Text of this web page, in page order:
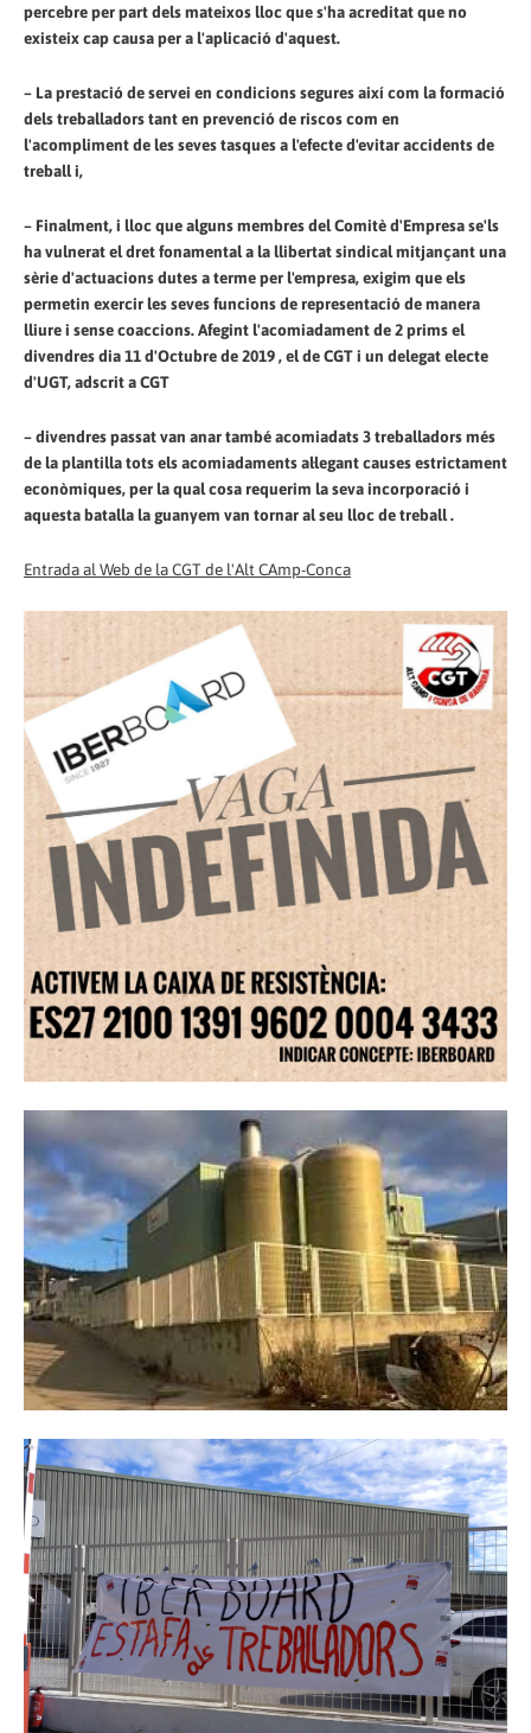
percebre per part dels mateixos lloc que s'ha acreditat que no
existeix cap causa per a l'aplicació d'aquest.
– La prestació de servei en condicions segures així com la formació
dels treballadors tant en prevenció de riscos com en
l'acompliment de les seves tasques a l'efecte d'evitar accidents de
treball i,
– Finalment, i lloc que alguns membres del Comitè d'Empresa se'ls
ha vulnerat el dret fonamental a la llibertat sindical mitjançant una
sèrie d'actuacions dutes a terme per l'empresa, exigim que els
permetin exercir les seves funcions de representació de manera
lliure i sense coaccions. Afegint l'acomiadament de 2 prims el
divendres dia 11 d'Octubre de 2019 , el de CGT i un delegat electe
d'UGT, adscrit a CGT
– divendres passat van anar també acomiadats 3 treballadors més
de la plantilla tots els acomiadaments al·legant causes estrictament
econòmiques, per la qual cosa requerim la seva incorporació i
aquesta batalla la guanyem van tornar al seu lloc de treball .
Entrada al Web de la CGT de l'Alt CAmp-Conca